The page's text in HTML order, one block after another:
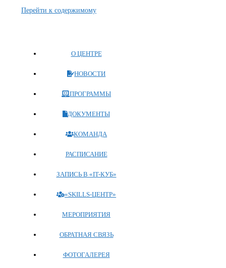
Перейти к содержимому
О ЦЕНТРЕ
НОВОСТИ
ПРОГРАММЫ
ДОКУМЕНТЫ
КОМАНДА
РАСПИСАНИЕ
ЗАПИСЬ В «IT-КУБ»
«SKILLS-ЦЕНТР»
МЕРОПРИЯТИЯ
ОБРАТНАЯ СВЯЗЬ
ФОТОГАЛЕРЕЯ